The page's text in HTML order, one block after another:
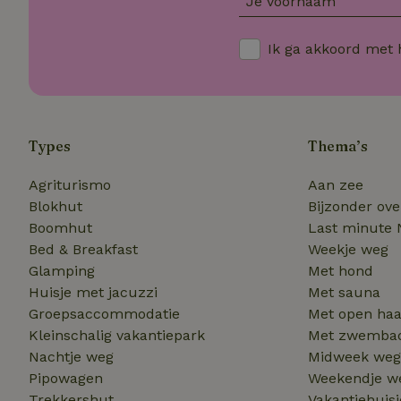
Ik ga akkoord met
Types
Agriturismo
Blokhut
Boomhut
Bed & Breakfast
Glamping
Huisje met jacuzzi
Groepsaccommodatie
Kleinschalig vakantiepark
Nachtje weg
Pipowagen
Thema’s
Aan zee
Bijzonder
Last minute
Weekje weg
Met hond
Met sauna
Met open
Met
Midweek weg
Weekendje
_ttp
_ga_JRK1QL37RY
IDE
MUID
FPID
_uetsid
_nhft_search-
locations
_nhft_open-gds-
nh_experiments
_nhft_house-
_nhft_tourist-